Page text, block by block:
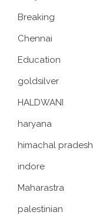
Breaking
Chennai
Education
goldsilver
HALDWANI
haryana
himachal pradesh
indore
Maharastra
palestinian